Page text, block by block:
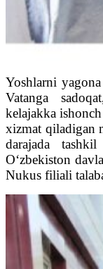
Yoshlarni
Vatanga
kelajakka
xizmat qiladigan
darajada
O‘zbekiston
Nukus filiali